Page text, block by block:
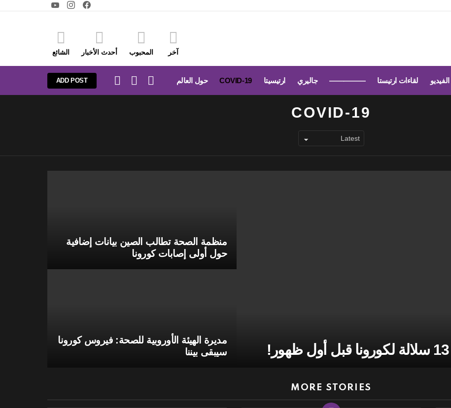
آخر المحبوب أحدث الأخبار الشائع
الفيديو لقاءات ارتيستا ————— جاليري ارتيسيتا COVID-19 حول العالم
SWITCH
SKIN
SEARCH
LOGIN
ADD POST
COVID-19
منظمة الصحة تطالب الصين بيانات إضافية
حول أولى إصابات كورونا
مديرة الهيئة الأوروبية للصحة: فيروس كورونا
سيبقى بيننا
MORE STORIES